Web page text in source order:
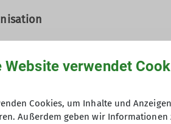
Braun
09347 9294815 0151
Website verwendet
Cookies, um Inhalte und
Außerdem geben wir